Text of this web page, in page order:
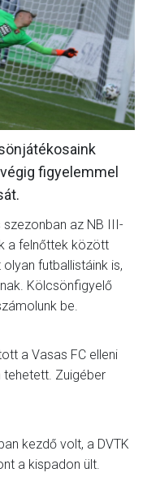
figyelemmel
az NB III-
a felnőttek között
futballistáink is,
Kölcsönfigyelő
be.
a Vasas FC elleni
Zuigéber
kezdő volt, a DVTK
a kispadon ült.